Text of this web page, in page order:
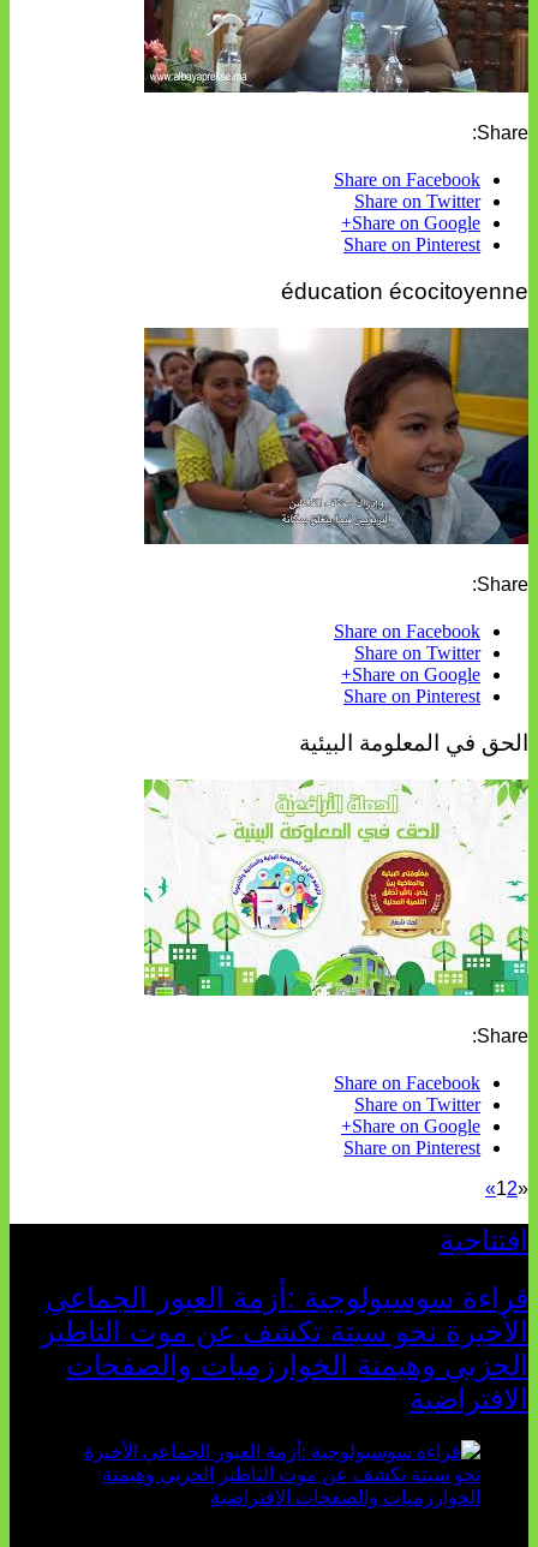
Share:
Share on Facebook
Share on Twitter
Share on Google+
Share on Pinterest
éducation écocitoyenne
Share:
Share on Facebook
Share on Twitter
Share on Google+
Share on Pinterest
الحق في المعلومة البيئية
Share:
Share on Facebook
Share on Twitter
Share on Google+
Share on Pinterest
«
12
»
افتتاحية
قراءة سوسيولوجية :أزمة العبور الجماعي
الأخيرة نحو سبتة تكشف عن موت التاطير
الحزبي وهيمنة الخوارزميات والصفحات
الافتراضية